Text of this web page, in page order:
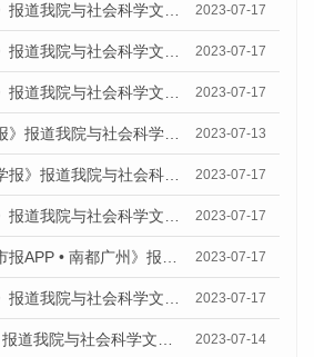
7月12日《强国号》报道我院与社会科学文献出版社联合发布的《广州蓝皮书：广州经济发展报告（2023）》的媒体文章 2023-07-17
7月12日《强国号》报道我院与社会科学文献出版社联合发布的《广州蓝皮书：广州经济发展报告（2023）》的媒体文章 2023-07-17
7月12日《强国号》报道我院与社会科学文献出版社联合发布的《广州蓝皮书：广州经济发展报告（2023）》的媒体文章 2023-07-17
7月13日《广州日报》报道我院与社会科学文献出版社联合发布了《广州蓝皮书：广州经济发展报告（2023）》的视频采访 2023-07-13
7月14日《中国科学报》报道我院与社会科学文献出版社联合发布《广州蓝皮书：广州城乡融合发展报告（2023）》的媒体文章 2023-07-17
7月14日《新快报》报道我院与社会科学文献出版社联合发布《广州蓝皮书：广州城乡融合发展报告（2023）》的媒体文章 2023-07-17
7月14日《南方都市报APP • 南都广州》报道我院与社会科学文献出版社联合发布《广州蓝皮书：广州城乡融合发展报告（2023）》的媒体文章 2023-07-17
7月12日《强国号》报道我院与社会科学文献出版社联合发布的《广州蓝皮书：广州经济发展报告（2023）》的媒体文章 2023-07-17
7月12日《南方+》报道我院与社会科学文献出版社联合发布的《广州蓝皮书：广州经济发展报告（2023）》的媒体文章 2023-07-14